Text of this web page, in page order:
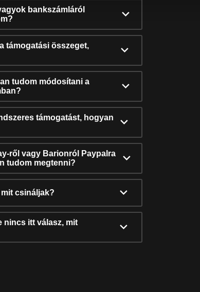
bankszámláról
támogatási összeget,
tudom módosítani a
támogatást, hogyan
ről vagy Barionról Paypalra
tudom megtenni?
csináljak?
nincs itt válasz, mit